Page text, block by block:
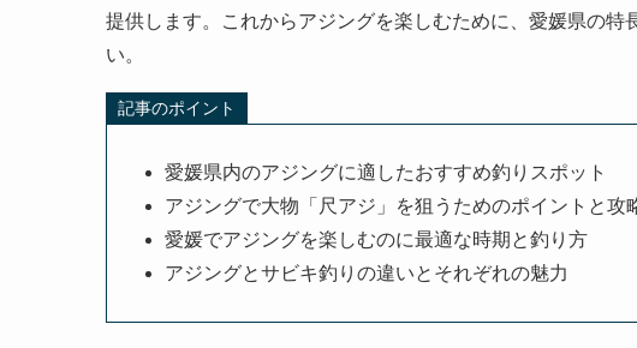
提供します。これからアジングを楽しむために、愛媛県の特
い。
記事のポイント
愛媛県内のアジングに適したおすすめ釣りスポット
アジングで大物「尺アジ」を狙うためのポイントと攻
愛媛でアジングを楽しむのに最適な時期と釣り方
アジングとサビキ釣りの違いとそれぞれの魅力